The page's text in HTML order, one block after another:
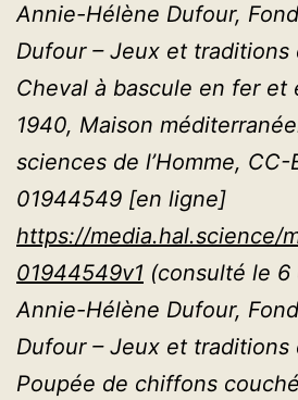
Annie-Hélène Dufour,
Dufour – Jeux et
Cheval à bascule en fer et
1940, Maison
sciences de l’Homme,
01944549 [en ligne]
https://media.hal.science/
01944549v1 (consulté le
Annie-Hélène Dufour,
Dufour – Jeux et
Poupée de chiffons